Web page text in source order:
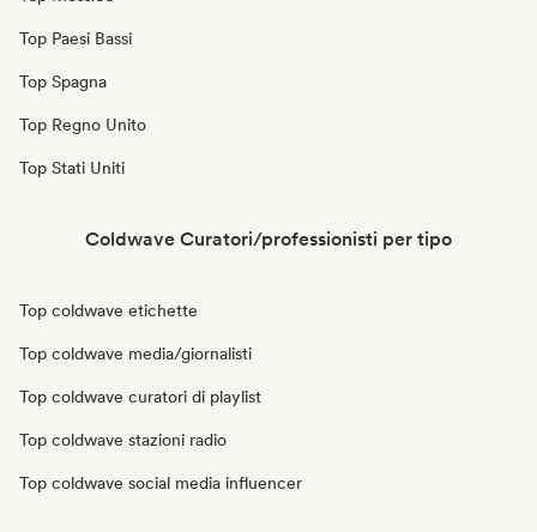
Top Paesi Bassi
Top Spagna
Top Regno Unito
Top Stati Uniti
Coldwave Curatori/professionisti per tipo
Top coldwave etichette
Top coldwave media/giornalisti
Top coldwave curatori di playlist
Top coldwave stazioni radio
Top coldwave social media influencer